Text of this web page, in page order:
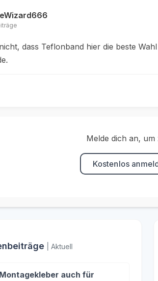
dass Teflonband hier die beste
Melde dich an,
Kostenlos
| Aktuell
auch für